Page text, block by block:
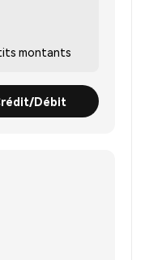
montants
Débit